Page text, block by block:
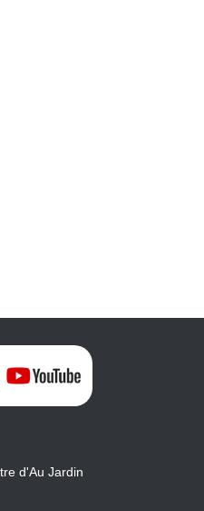
d'Au Jardin